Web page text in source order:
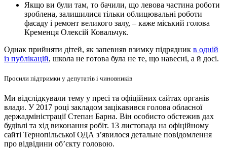
Якщо ви були там, то бачили, що левова частина роботи
зроблена, залишилися тільки облицювальні роботи
фасаду і ремонт великого залу, – каже міський голова
Кременця Олексій Ковальчук.
Однак прийняти дітей, як запевняв взимку підрядник в одній
із публікацій, школа не готова була не те, що навесні, а й досі.
Просили підтримки у депутатів і чиновників
Ми відслідкували тему у пресі та офіційних сайтах органів
влади. У 2017 році закладом зацікавився голова обласної
держадміністрації Степан Барна. Він особисто обстежив дах
будівлі та хід виконання робіт. 13 листопада на офіційному
сайті Тернопільської ОДА з’явилося детальне повідомлення
про відвідини об’єкту головою.